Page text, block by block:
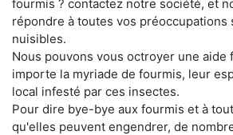
fourmis ? contactez notre société, et
répondre à toutes vos préoccupations
nuisibles.
Nous pouvons vous octroyer une aide
importe la myriade de fourmis, leur
local infesté par ces insectes.
Pour dire bye-bye aux fourmis et à
qu'elles peuvent engendrer, de